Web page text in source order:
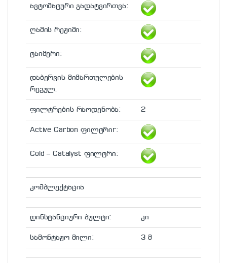
ავტომატური გადატვირთვა:
ღამის რეჟიმი:
ტაიმერი:
დაბერვის მიმართულების
რეგულ.
ფილტრების რაოდენობა: 2
Active Carbon ფილტრიr:
Cold – Catalyst ფილტრი:
კომპლექტაცია
დინსტანციური პულტი: კი
სამონტაჟო მილი: 3 მ